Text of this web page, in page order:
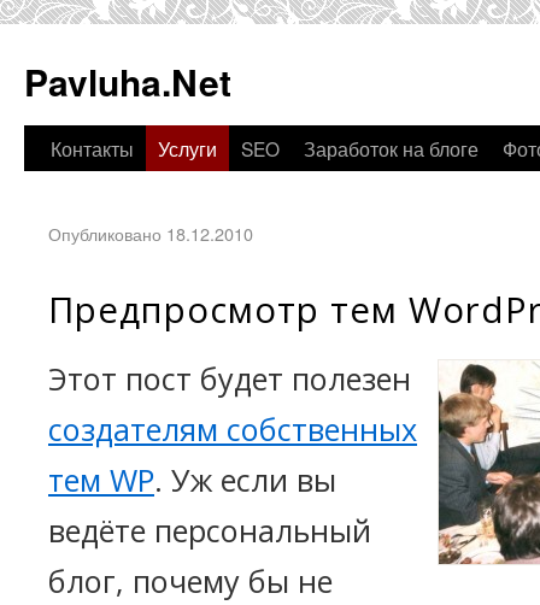
Pavluha.Net
Контакты Услуги SEO Заработок на блоге
Опубликовано 18.12.2010
Предпросмотр тем
Этот пост будет полезен
создателям собственных
тем WP. Уж если вы
ведёте персональный
блог, почему бы не